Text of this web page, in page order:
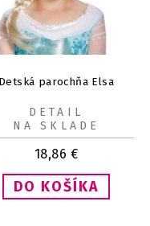
Detská parochňa Elsa
18,86 €
DETAIL
NA SKLADE